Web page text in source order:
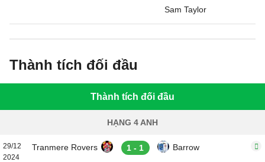
Sam Taylor
Thành tích đối đầu
Thành tích đối đầu
HẠNG 4 ANH
29/12
2024
Tranmere Rovers 1 - 1 Barrow